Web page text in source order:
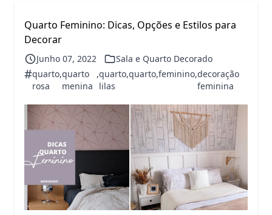
Quarto Feminino: Dicas, Opções e Estilos para
Decorar
Junho 07, 2022 Sala e Quarto Decorado
#quarto
rosa
,quarto
menina
,quarto
lilas
,quarto,feminino,decoração
feminina